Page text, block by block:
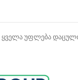
ყველა უფლება